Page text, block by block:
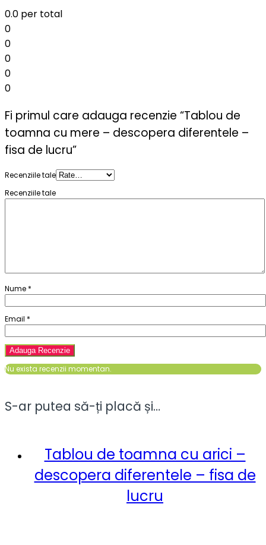
0.0 per total
0
0
0
0
0
Fi primul care adauga recenzie “Tablou de
toamna cu mere – descopera diferentele –
fisa de lucru”
Recenziile tale
Recenziile tale
Nume *
Email *
Nu exista recenzii momentan.
S-ar putea să-ți placă și…
Tablou de toamna cu arici –
descopera diferentele – fisa de
lucru